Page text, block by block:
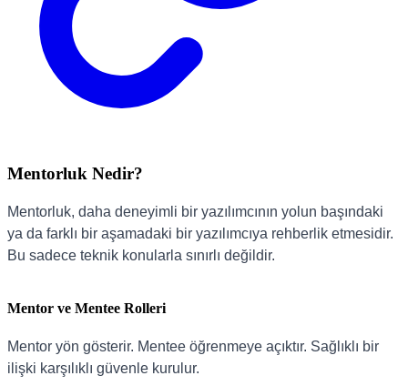
Mentorluk Nedir?
Mentorluk, daha deneyimli bir yazılımcının yolun başındaki
ya da farklı bir aşamadaki bir yazılımcıya rehberlik etmesidir.
Bu sadece teknik konularla sınırlı değildir.
Mentor ve Mentee Rolleri
Mentor yön gösterir. Mentee öğrenmeye açıktır. Sağlıklı bir
ilişki karşılıklı güvenle kurulur.